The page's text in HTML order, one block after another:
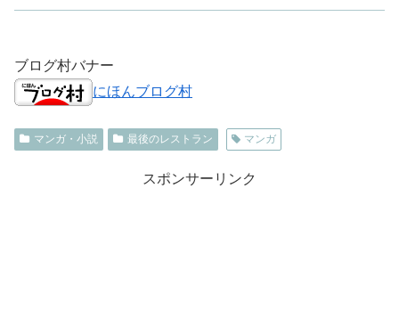
ブログ村バナー
にほんブログ村
マンガ・小説 最後のレストラン マンガ
スポンサーリンク